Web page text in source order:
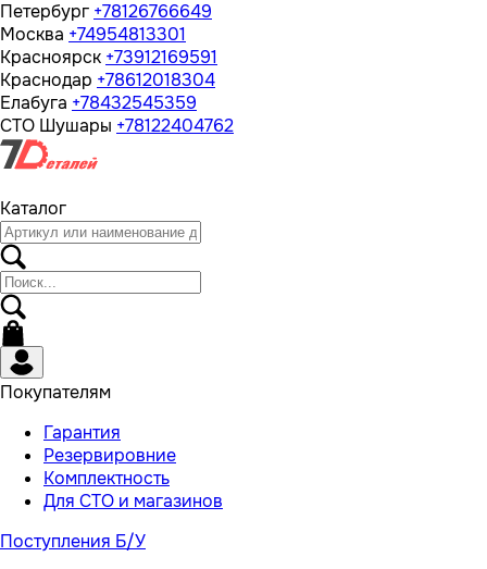
Петербург +78126766649
Москва +74954813301
Красноярск +73912169591
Краснодар +78612018304
Елабуга +78432545359
СТО Шушары +78122404762
Каталог
Покупателям
Гарантия
Резервировние
Комплектность
Для СТО и магазинов
Поступления Б/У